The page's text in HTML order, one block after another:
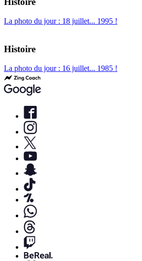
La photo du jour : 18 juillet... 1995 !
Histoire
La photo du jour : 16 juillet... 1985 !